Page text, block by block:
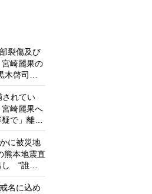
裂傷及び
崎麗果の
木啓司の
闘争」
されてい
崎麗果へ
で」離婚
」へ
に被災地
本地震直
“誰に
と、むし
の思い
名に込め